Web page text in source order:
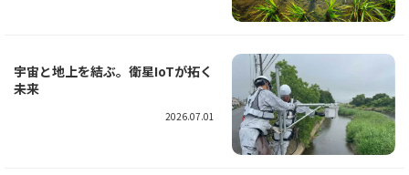
宇宙と地上を結ぶ。衛星IoTが拓く
未来
2026.07.01